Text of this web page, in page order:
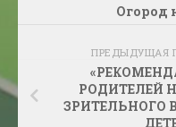
Огород
ПРЕДЫДУЩАЯ
РОДИТЕЛЕЙ
ЗРИТЕЛЬНОГО